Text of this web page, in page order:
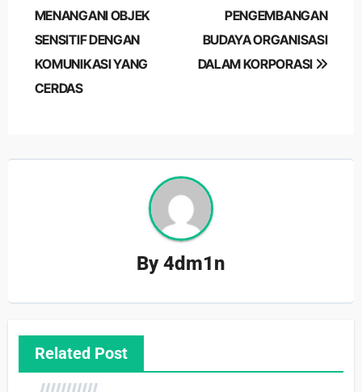
navigation
MENANGANI OBJEK
SENSITIF DENGAN
KOMUNIKASI YANG
CERDAS
PENGEMBANGAN
BUDAYA ORGANISASI
DALAM KORPORASI
By4dm1n
Related Post